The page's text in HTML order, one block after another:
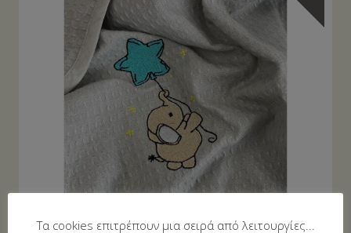
Τα cookies επιτρέπουν μια σειρά από λειτουργίες...